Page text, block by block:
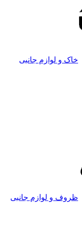
خاک و لوازم جانبی
ظروف و لوازم جانبی